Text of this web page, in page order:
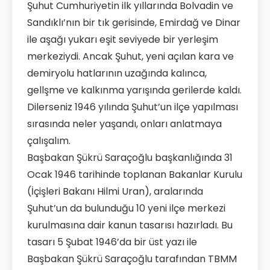
Şuhut Cumhuriyetin ilk yıllarında Bolvadin ve
Sandıklı’nın bir tık gerisinde, Emirdağ ve Dinar
ile aşağı yukarı eşit seviyede bir yerleşim
merkeziydi. Ancak Şuhut, yeni açılan kara ve
demiryolu hatlarının uzağında kalınca,
gellşme ve kalkınma yarışında gerilerde kaldı.
Dilerseniz 1946 yılında Şuhut’un ilçe yapılması
sırasında neler yaşandı, onları anlatmaya
çalışalım.
Başbakan Şükrü Saraçoğlu başkanlığında 31
Ocak 1946 tarihinde toplanan Bakanlar Kurulu
(İçişleri Bakanı Hilmi Uran), aralarında
Şuhut’un da bulunduğu 10 yeni ilçe merkezi
kurulmasına dair kanun tasarısı hazırladı. Bu
tasarı 5 Şubat 1946’da bir üst yazı ile
Başbakan Şükrü Saraçoğlu tarafından TBMM